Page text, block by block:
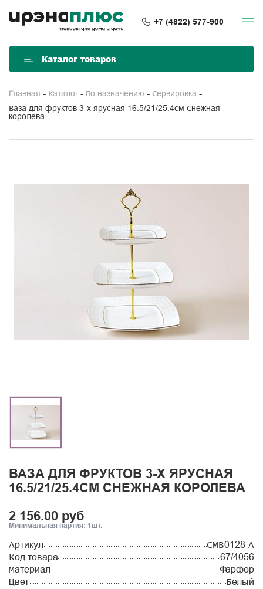
+7 (4822) 577-900
Каталог товаров
Главная Каталог По назначению
Сервировка
Ваза для фруктов 3-х ярусная 16.5/21/25.4см Снежная
королева
ВАЗА ДЛЯ ФРУКТОВ 3-Х ЯРУСНАЯ
16.5/21/25.4СМ СНЕЖНАЯ КОРОЛЕВА
2 156.00 руб
Минимальная партия: 1шт.
Артикул
CMB0128-A
Код товара
67/4056
Материал
Фарфор
Цвет
Белый